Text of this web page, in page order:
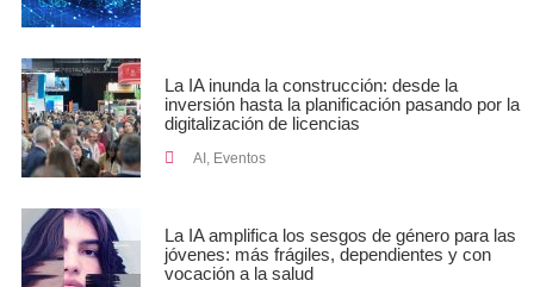
La IA inunda la construcción: desde la
inversión hasta la planificación pasando por la
digitalización de licencias
AI , Eventos
La IA amplifica los sesgos de género para las
jóvenes: más frágiles, dependientes y con
vocación a la salud